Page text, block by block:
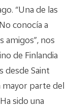
“Una de las
conocía a
amigos”, nos
de Finlandia
desde Saint
mayor parte del
sido una